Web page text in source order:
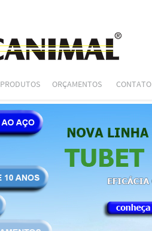
PRODUTOS ORÇAMENTOS CONTATO